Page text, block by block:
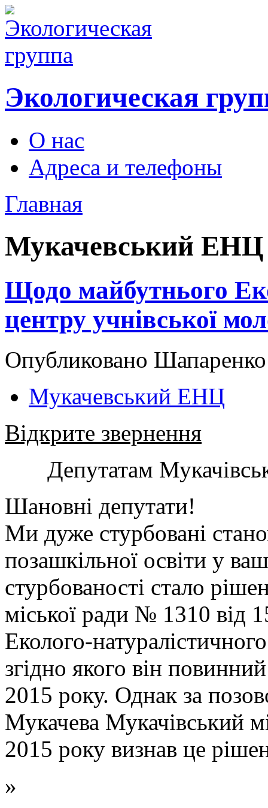
Экологическая
О нас
Адреса и телефоны
Главная
Мукачевський ЕНЦ
Щодо майбутнього
центру учнівської
Опубликовано
Мукачевський ЕНЦ
Відкрите звернення
Депутатам
Шановні депутати!
Ми дуже стурбовані
позашкільної освіти у
стурбованості стало
міської ради № 1310 від
Еколого-
згідно якого він
2015 року. Однак за
Мукачева Мукачівський
2015 року визнав це
»